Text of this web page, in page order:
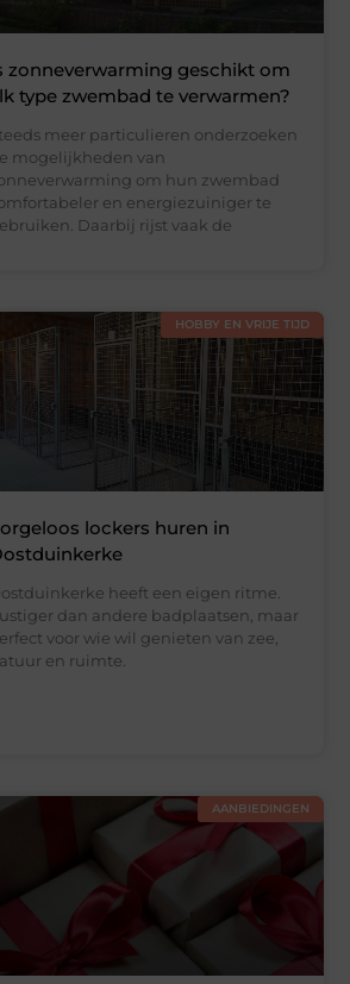
zonneverwarming geschikt om
type zwembad te verwarmen?
meer particulieren onderzoeken
mogelijkheden van
om hun zwembad
en energiezuiniger te
Daarbij rijst vaak de
HOBBY EN VRIJE TIJD
lockers huren in
heeft een eigen ritme.
dan andere badplaatsen, maar
voor wie wil genieten van zee,
en ruimte.
AANBIEDINGEN